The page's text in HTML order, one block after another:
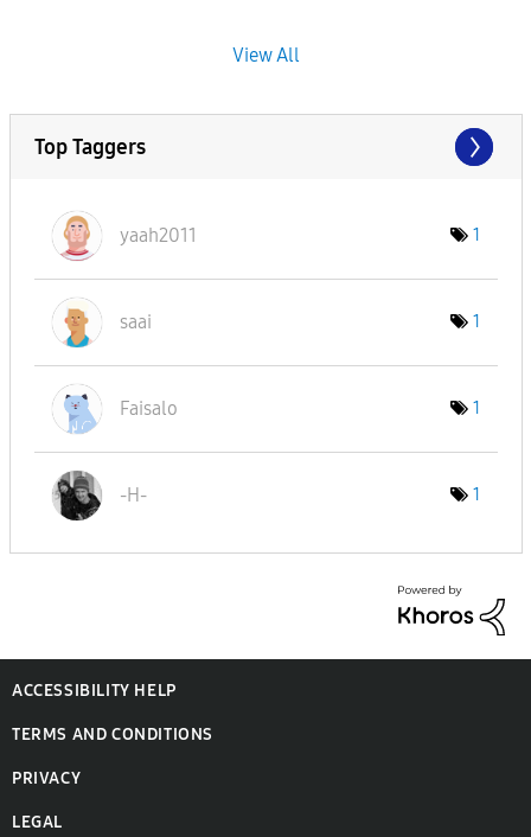
View All
Top Taggers
yaah2011 1
saai 1
Faisalo 1
-H- 1
ACCESSIBILITY HELP
TERMS AND CONDITIONS
PRIVACY
LEGAL